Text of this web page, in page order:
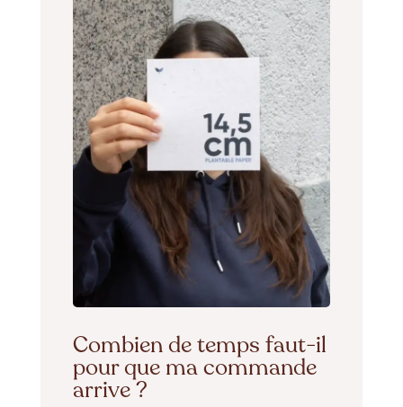
Combien de temps faut-il
pour que ma commande
arrive ?